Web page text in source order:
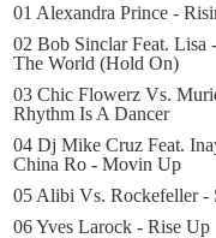
01 Alexandra Prince -
02 Bob Sinclar Feat. Lisa
The World (Hold On)
03 Chic Flowerz Vs.
Rhythm Is A Dancer
04 Dj Mike Cruz Feat.
China Ro - Movin Up
05 Alibi Vs. Rockefeller -
06 Yves Larock - Rise Up